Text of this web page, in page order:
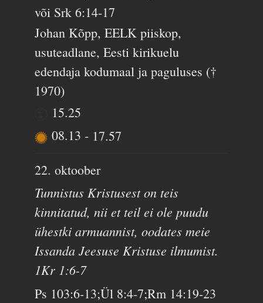
või Srk 6:14-17
Johan Kõpp, EELK piiskop,
usuteadlane, Eesti kirikuelu
edendaja kodumaal ja paguluses (†
1970)
15.25
08.13 - 17.57
22. oktoober
Tunnistus Kristusest on teis
kinnitatud, nii et teil ei ole puudu
ühestki armuannist, oodates meie
Issanda Jeesuse Kristuse ilmumist.
1Kr 1:6-7
Ps 103:6-13;Ül 8:4-7;Rm 14:19-23